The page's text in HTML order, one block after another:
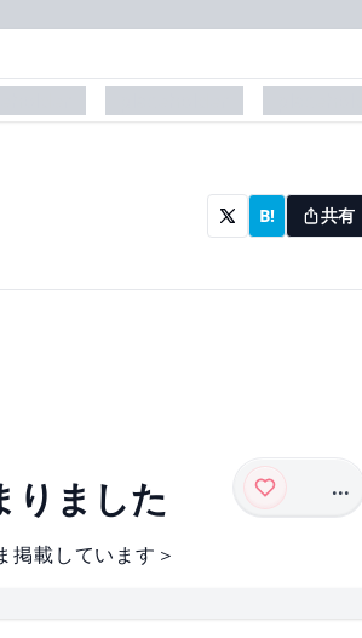
B! 共有
...
りました
掲載しています＞